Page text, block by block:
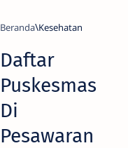
Beranda Kesehatan
Daftar
Puskesmas
Di
Pesawaran